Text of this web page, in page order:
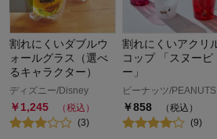
割れにくいダブルウ
ォールグラス（選べ
るキャラクター）
ディズニー/Disney
￥1,245
（税込）
(3)
割れにくいアクリ
コップ 「スヌーピ
ー」
ピーナッツ/PEANUTS
￥858
（税込）
(9)